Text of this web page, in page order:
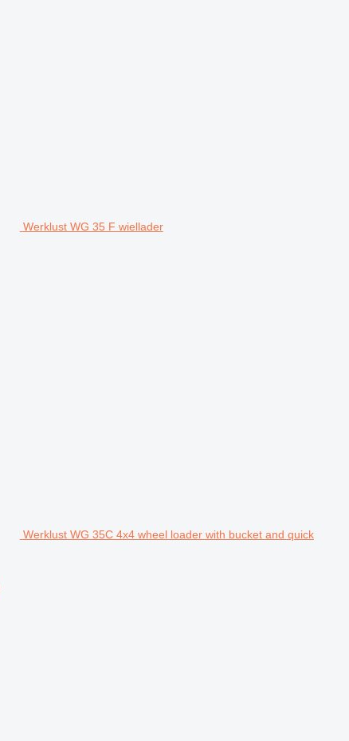
Werklust WG 35 F wiellader
Werklust WG 35C 4x4 wheel loader with bucket and quick